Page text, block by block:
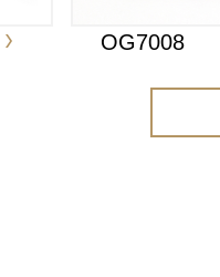
OG7008